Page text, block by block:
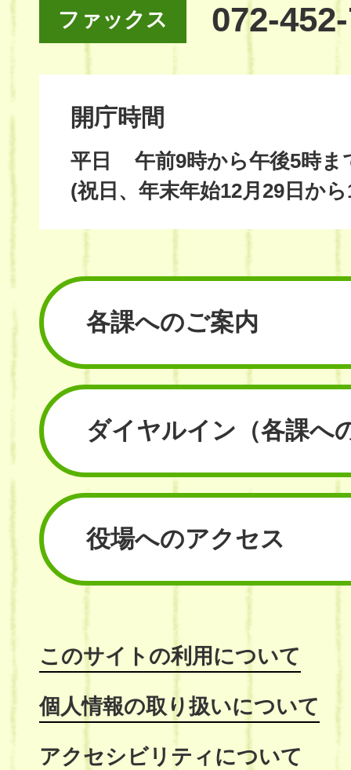
ファックス 072-
開庁時間
平日
午前9時から午後5時ま
(祝日、年末年始12月29日か
各課へのご案内
ダイヤルイン （各課へ
役場へのアクセス
このサイトの利用について
個人情報の取り扱いについて
アクセシビリティについて